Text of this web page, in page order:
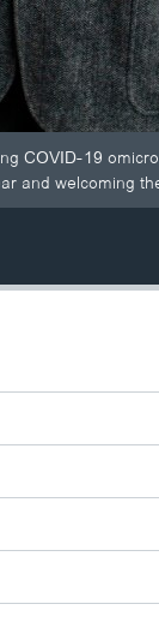
COVID-19
and welcoming